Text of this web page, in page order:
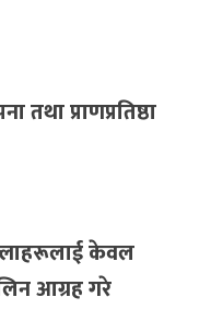
तथा प्राणप्रतिष्ठा
केवल
आग्रह गरे